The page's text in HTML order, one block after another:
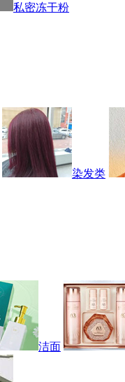
私密冻干粉
染发类
洁面